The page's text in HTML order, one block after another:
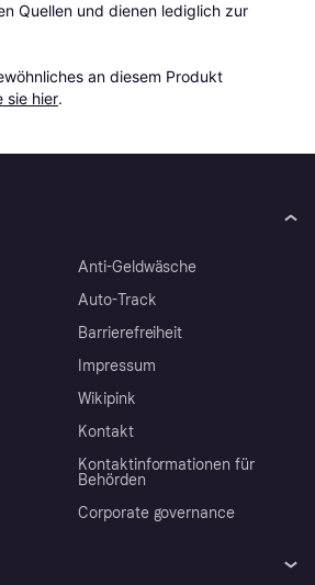
Quellen und dienen lediglich zur
an diesem Produkt
sie hier.
Anti-Geldwäsche
Auto-Track
Barrierefreiheit
Impressum
Wikipink
Kontakt
Kontaktinformationen für
Behörden
Corporate governance